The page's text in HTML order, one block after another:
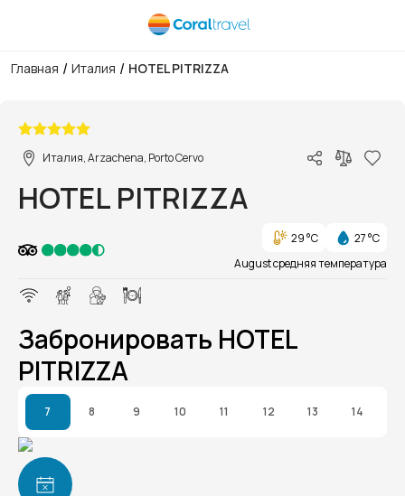
Главная / Италия / HOTEL PITRIZZA
Италия, Arzachena, Porto Cervo
HOTEL PITRIZZA
29 °C
27 °C
August средняя температура
Забронировать HOTEL
PITRIZZA
7 8 9 10 11 12 13 14